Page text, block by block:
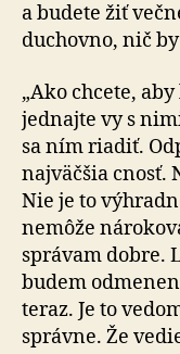
a budete žiť
duchovno, nič
„Ako chcete,
jednajte vy s
sa ním riadiť.
najväčšia cnosť.
Nie je to
nemôže
správam dobre.
budem
teraz. Je to
správne. Že